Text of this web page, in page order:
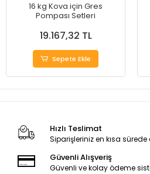
16 kg Kova için Gres
Pompası Setleri
19.167,32 TL
Sepete Ekle
Hızlı Teslimat
Siparişleriniz en kısa sürede
Güvenli Alışveriş
Güvenli ve kolay ödeme